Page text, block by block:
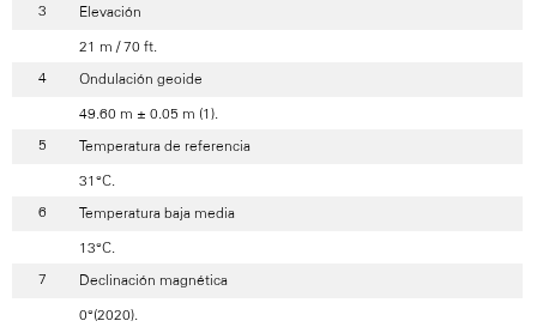
Elevación
21 m / 70 ft.
Ondulación geoide
49.60 m ± 0.05 m (1).
Temperatura de referencia
31°C.
Temperatura baja media
13°C.
Declinación magnética
0°(2020).